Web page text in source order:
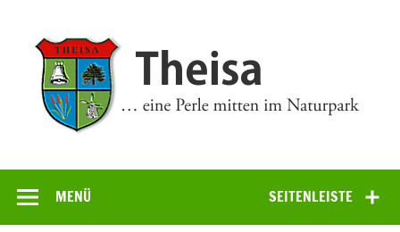
springen
SEITENLEISTE
MENÜ